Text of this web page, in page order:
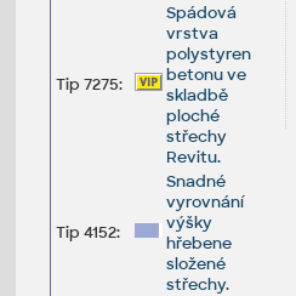
Tip 7275:
Spádová
vrstva
polystyren
betonu ve
skladbě
ploché
střechy
Revitu.
Tip 4152:
Snadné
vyrovnání
výšky
hřebene
složené
střechy.